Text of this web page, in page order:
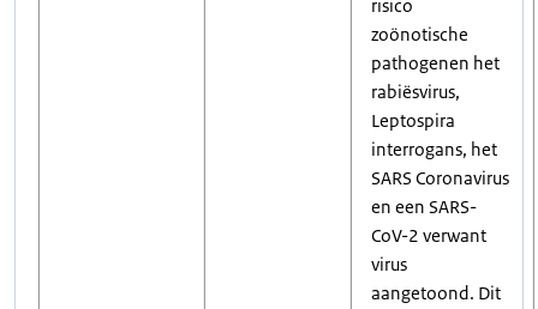
risico
zoönotische
pathogenen het
rabiësvirus,
Leptospira
interrogans, het
SARS Coronavirus
en een SARS-
CoV-2 verwant
virus
aangetoond. Dit